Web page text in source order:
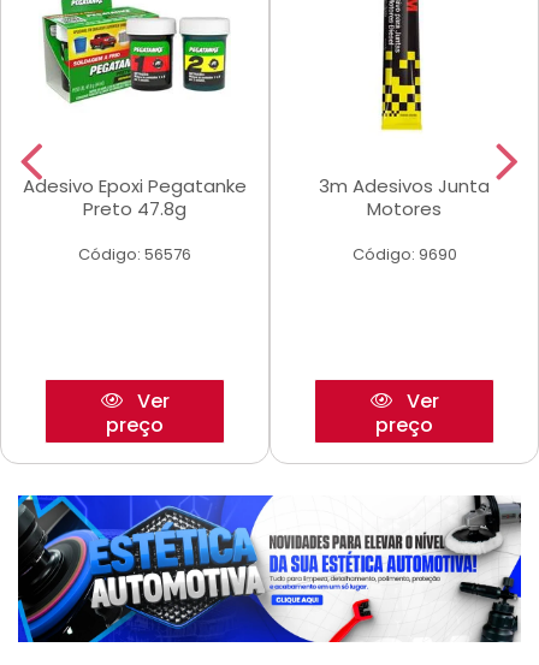
Adesivo Epoxi Pegatanke
Preto 47.8g
Código: 56576
Ver
preço
3m Adesivos Junta
Motores
Código: 9690
Ver
preço